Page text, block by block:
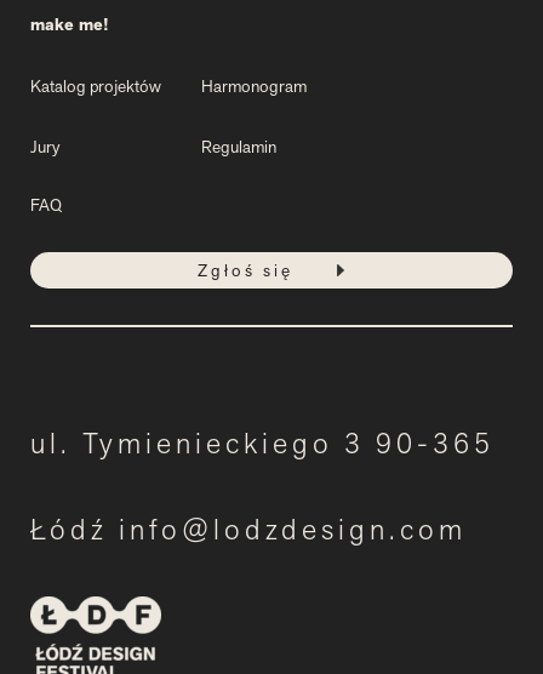
make me!
Katalog projektów Harmonogram
Jury Regulamin
FAQ
Zgłoś się
ul. Tymienieckiego 3 90-365
Łódź info@lodzdesign.com